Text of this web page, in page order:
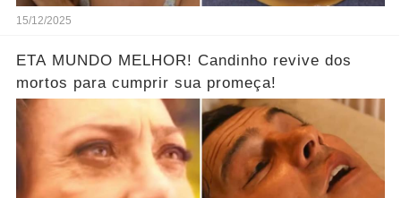
15/12/2025
ETA MUNDO MELHOR! Candinho revive dos
mortos para cumprir sua promeça!